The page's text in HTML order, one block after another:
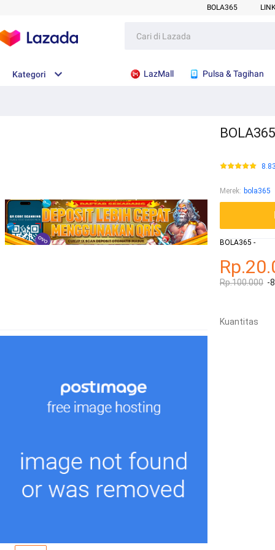
BOLA365
Kategori LazMall Pulsa & Tagihan
Merek: bola365
BOLA365 -
Rp.100.000 -
Kuantitas